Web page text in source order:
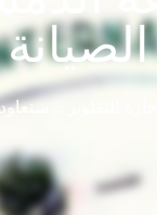
الصيانة
إجازة للتطوير ...